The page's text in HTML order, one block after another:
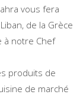
vous fera
de la Grèce
à notre Chef
produits de
de marché